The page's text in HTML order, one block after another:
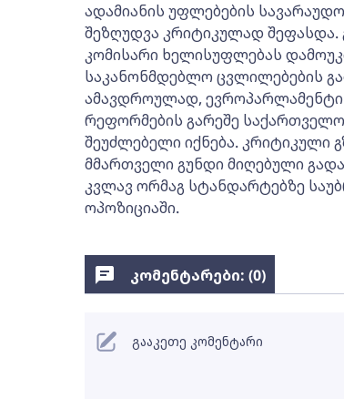
ადამიანის უფლებების
შეზღუდვა კრიტიკულად
კომისარი ხელისუფლებას
საკანონმდებლო ცვლილებების
ამავდროულად,
რეფორმების გარეშე
შეუძლებელი იქნება. კრიტიკული
მმართველი გუნდი მიღებული
კვლავ ორმაგ სტანდარტებზე
ოპოზიციაში.
კომენტარები: (0)
გააკეთე კომენტარი